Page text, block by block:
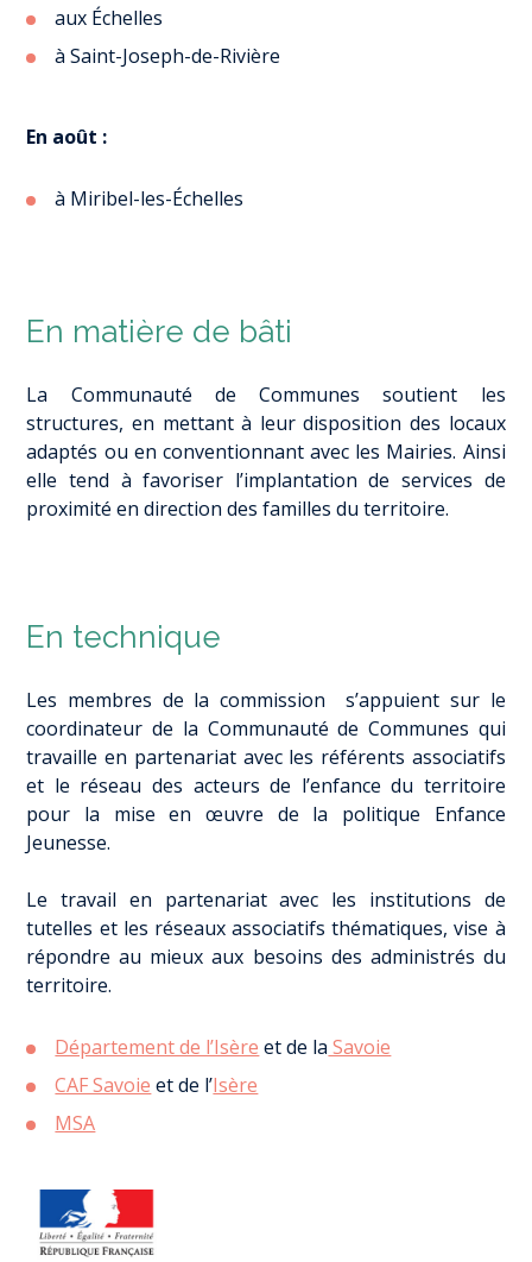
aux Échelles
à Saint-Joseph-de-Rivière
En août :
à Miribel-les-Échelles
En matière de bâti
La Communauté de Communes soutient les
structures, en mettant à leur disposition des locaux
adaptés ou en conventionnant avec les Mairies. Ainsi
elle tend à favoriser l’implantation de services de
proximité en direction des familles du territoire.
En technique
Les membres de la commission s’appuient sur le
coordinateur de la Communauté de Communes qui
travaille en partenariat avec les référents associatifs
et le réseau des acteurs de l’enfance du territoire
pour la mise en œuvre de la politique Enfance
Jeunesse.
Le travail en partenariat avec les institutions de
tutelles et les réseaux associatifs thématiques, vise à
répondre au mieux aux besoins des administrés du
territoire.
Département de l’Isère et de la Savoie
CAF Savoie et de l’Isère
MSA